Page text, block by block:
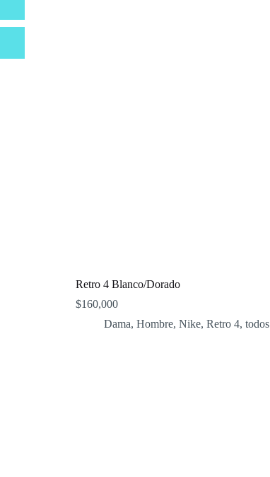
Retro 4 Blanco/Dorado
$160,000
Dama,Hombre,Nike,Retro 4,todos